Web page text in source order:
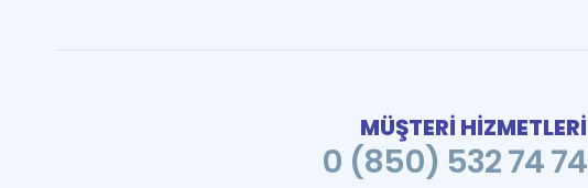
MÜŞTERİ HİZMETLERİ
0 (850) 532 74 74